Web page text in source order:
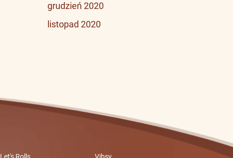
grudzień 2020
listopad 2020